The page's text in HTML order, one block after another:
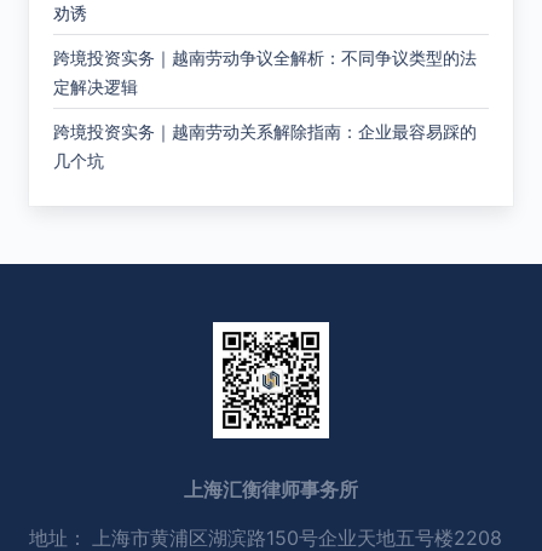
劝诱
跨境投资实务｜越南劳动争议全解析：不同争议类型的法
定解决逻辑
跨境投资实务｜越南劳动关系解除指南：企业最容易踩的
几个坑
上海汇衡律师事务所
地址：
上海市黄浦区湖滨路150号企业天地五号楼2208